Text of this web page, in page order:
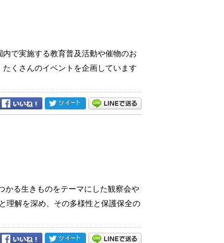
で実施する教育普及活動や催物のお
くさんのイベントを企画しています
る生きものをテーマにした観察会や
解を深め、その多様性と保護保全の